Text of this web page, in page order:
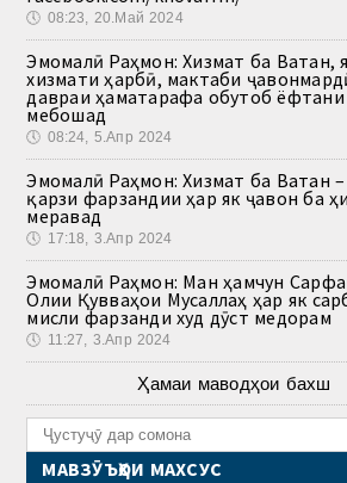
🕔 08:23, 20.Май 2024
Эмомалӣ Раҳмон: Хизмат ба Ватан,
хизмати ҳарбӣ, мактаби
давраи ҳаматарафа обутоб
мебошад
🕔 08:24, 5.Апр 2024
Эмомалӣ Раҳмон: Хизмат ба Ватан
қарзи фарзандии ҳар як ҷавон ба
меравад
🕔 17:18, 3.Апр 2024
Эмомалӣ Раҳмон: Ман ҳамчун
Олии Қувваҳои Мусаллаҳ ҳар як
мисли фарзанди худ дӯст медорам
🕔 11:27, 3.Апр 2024
Ҳамаи маводҳои бахш
МАВЗӮЪҲОИ МАХСУС